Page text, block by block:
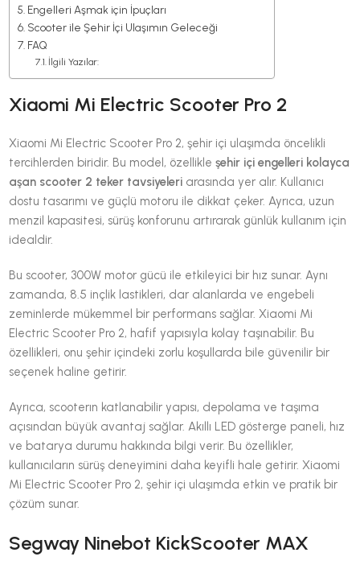
Engelleri Aşmak için İpuçları
Scooter ile Şehir İçi Ulaşımın Geleceği
FAQ
İlgili Yazılar:
Xiaomi Mi Electric Scooter Pro 2
Xiaomi Mi Electric Scooter Pro 2, şehir içi ulaşımda öncelikli
tercihlerden biridir. Bu model, özellikleşehir içi engelleri kolayca
aşan scooter 2 teker tavsiyeleri arasında yer alır. Kullanıcı
dostu tasarımı ve güçlü motoru ile dikkat çeker. Ayrıca, uzun
menzil kapasitesi, sürüş konforunu artırarak günlük kullanım için
idealdir.
Bu scooter, 300W motor gücü ile etkileyici bir hız sunar. Aynı
zamanda, 8.5 inçlik lastikleri, dar alanlarda ve engebeli
zeminlerde mükemmel bir performans sağlar. Xiaomi Mi
Electric Scooter Pro 2, hafif yapısıyla kolay taşınabilir. Bu
özellikleri, onu şehir içindeki zorlu koşullarda bile güvenilir bir
seçenek haline getirir.
Ayrıca, scooterın katlanabilir yapısı, depolama ve taşıma
açısından büyük avantaj sağlar. Akıllı LED gösterge paneli, hız
ve batarya durumu hakkında bilgi verir. Bu özellikler,
kullanıcıların sürüş deneyimini daha keyifli hale getirir. Xiaomi
Mi Electric Scooter Pro 2, şehir içi ulaşımda etkin ve pratik bir
çözüm sunar.
Segway Ninebot KickScooter MAX